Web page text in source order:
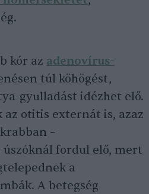
kór az adenovírus-
túl köhögést,
gyulladást idézhet elő.
otitis externát is, azaz
–
úszóknál fordul elő, mert
a
A betegség